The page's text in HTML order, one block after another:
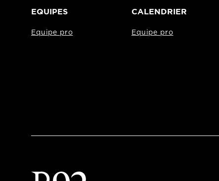
EQUIPES
Equipe pro
CALENDRIER
Equipe pro